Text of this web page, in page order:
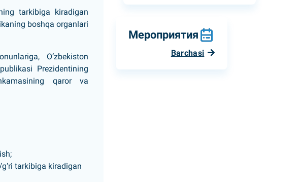
tarkibiga kiradigan
boshqa organlari
O‘zbekiston
Prezidentining
qaror va
tarkibiga kiradigan
Мероприятия
Barchasi